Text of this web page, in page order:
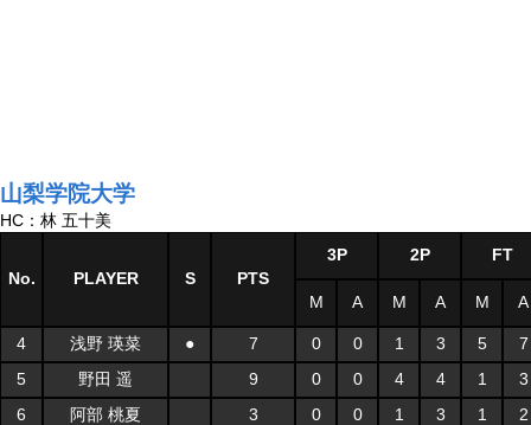
山梨学院大学
HC：林 五十美
No. PLAYER S PTS
3P 2P FT
M A M A M A
4 浅野 瑛菜 ● 7 0 0 1 3 5
7
5
野田 遥 9 0 0 4 4 1
3
6
阿部 桃夏 3 0 0 1 3 1
2